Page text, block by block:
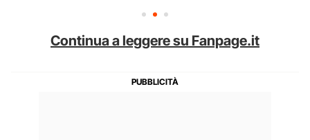
Continua a leggere su Fanpage.it